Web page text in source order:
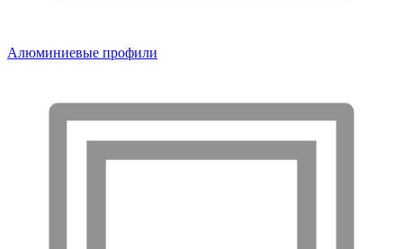
Алюминиевые профили